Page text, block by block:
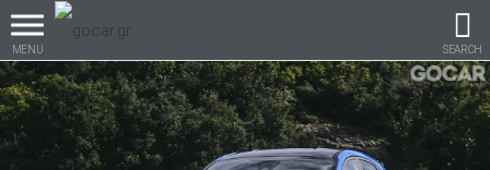
MENU SEARCH